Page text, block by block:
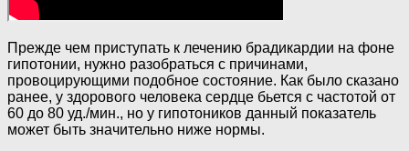
Прежде чем приступать к лечению брадикардии на фоне
гипотонии, нужно разобраться с причинами,
провоцирующими подобное состояние. Как было сказано
ранее, у здорового человека сердце бьется с частотой от
60 до 80 уд./мин., но у гипотоников данный показатель
может быть значительно ниже нормы.